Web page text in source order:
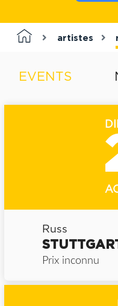
artistes
EVENTS
Russ
Prix inconnu